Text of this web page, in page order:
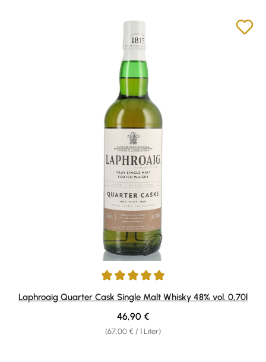
Durchschnittliche Bewertung von 4.9 von 5 Sternen
Laphroaig Quarter Cask Single Malt Whisky 48% vol. 0,70l
(67,00 € / 1 Liter)
Regulärer Preis:
46,90 €